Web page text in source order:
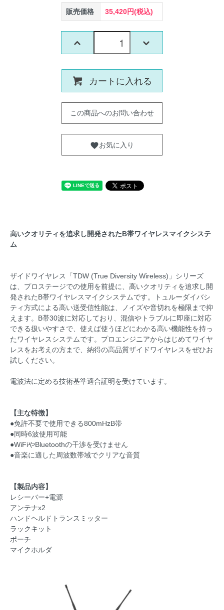
販売価格 35,420円(税込)
カートに入れる
この商品へのお問い合わせ
favoriteお気に入り
高いクオリティを追求し開発されたB帯ワイヤレスマイクシステ
ム
ザイドワイヤレス「TDW (True Diversity Wireless)」シリーズ
は、プロステージでの使用を前提に、高いクオリティを追求し開
発されたB帯ワイヤレスマイクシステムです。トュルーダイバシ
ティ方式による高い送受信性能は、ノイズや音切れを極限まで抑
えます。B帯30波に対応しており、混信やトラブルに即座に対応
できる扱いやすさで、使えば使うほどにわかる高い機能性を持っ
たワイヤレスシステムです。プロエンジニアからはじめてワイヤ
レスをお考えの方まで、納得の高品質ザイドワイヤレスをぜひお
試しください。
電波法に定める技術基準適合証明を受けています。
【主な特徴】
●免許不要で使用できる800mHzB帯
●同時6波使用可能
●WiFiやBluetoothの干渉を受けません
●音楽に適した周波数帯域でクリアな音質
【製品内容】
レシーバー+電源
アンテナx2
ハンドヘルドトランスミッター
ラックキット
ポーチ
マイクホルダ